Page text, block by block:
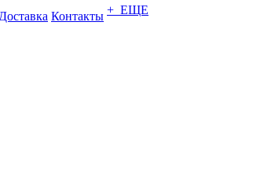
Доставка Контакты + ЕЩЕ